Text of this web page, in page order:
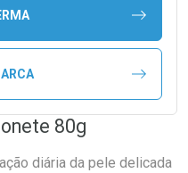
80g
diária da pele delicada